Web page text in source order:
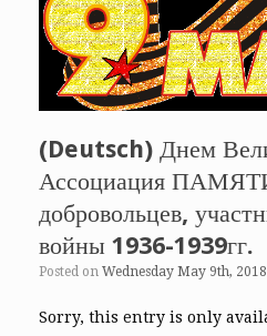
(Deutsch) Днем
Ассоциация
добровольцев,
войны 1936-1939гг.
Posted on Wednesday May 9th, 2018
Sorry, this entry is only